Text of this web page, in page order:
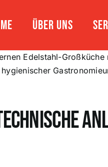
Über uns